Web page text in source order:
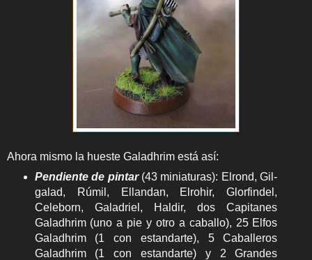
Ahora mismo la hueste Galadhrim está así:
Pendiente de pintar(43 miniaturas): Elrond, Gil-
galad, Rúmil, Ellandan, Elrohir, Glorfindel,
Celeborn, Galadriel, Haldir, dos Capitanes
Galadhrim (uno a pie y otro a caballo), 25 Elfos
Galadhrim (1 con estandarte), 5 Caballeros
Galadhrim (1 con estandarte) y 2 Grandes